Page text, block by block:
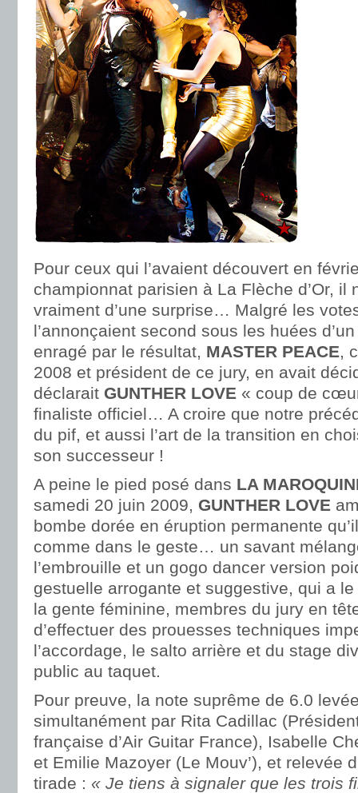
Pour ceux qui l’avaient découvert en
championnat parisien à La Flèche d’Or, il
vraiment d’une surprise… Malgré les
l’annonçaient second sous les huées
enragé par le résultat, MASTER PEACE,
2008 et président de ce jury, en avait
déclarait GUNTHER LOVE « coup de
finaliste officiel… A croire que notre
du pif, et aussi l’art de la transition en
son successeur !
A peine le pied posé dans LA
samedi 20 juin 2009, GUNTHER LOVE
bombe dorée en éruption permanente
comme dans le geste… un savant
l’embrouille et un gogo dancer version
gestuelle arrogante et suggestive, qui a le
la gente féminine, membres du jury en
d’effectuer des prouesses techniques
l’accordage, le salto arrière et du stage
public au taquet.
Pour preuve, la note suprême de 6.0
simultanément par Rita Cadillac
française d’Air Guitar France), Isabelle
et Emilie Mazoyer (Le Mouv’), et relevée
tirade : « Je tiens à signaler que les trois